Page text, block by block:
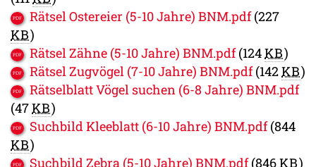
Rätsel Ostereier (5-10 Jahre) BNM.pdf (227
KB)
Rätsel Zähne (5-10 Jahre) BNM.pdf (124KB)
Rätsel Zugvögel (7-10 Jahre) BNM.pdf (142KB)
Rätselblatt Vögel suchen (6-8 Jahre) BNM.pdf
(47KB)
Suchbild Kleeblatt (6-10 Jahre) BNM.pdf (844
KB)
Suchbild Zebra (5-10 Jahre) BNM.pdf (846KB)